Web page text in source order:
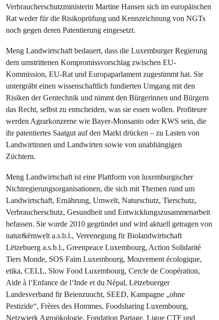
Verbraucherschutzministerin Martine Hansen sich im europäischen
Rat weder für die Risikoprüfung und Kennzeichnung von NGTs
noch gegen deren Patentierung eingesetzt.
Meng Landwirtschaft bedauert, dass die Luxemburger Regierung
dem umstrittenen Kompromissvorschlag zwischen EU-
Kommission, EU-Rat und Europaparlament zugestimmt hat. Sie
untergräbt einen wissenschaftlich fundierten Umgang mit den
Risiken der Gentechnik und nimmt den Bürgerinnen und Bürgern
das Recht, selbst zu entscheiden, was sie essen wollen. Profiteure
werden Agrarkonzerne wie Bayer-Monsanto oder KWS sein, die
ihr patentiertes Saatgut auf den Markt drücken – zu Lasten von
Landwirtinnen und Landwirten sowie von unabhängigen
Züchtern.
Meng Landwirtschaft ist eine Plattform von luxemburgischer
Nichtregierungsorganisationen, die sich mit Themen rund um
Landwirtschaft, Ernährung, Umwelt, Naturschutz, Tierschutz,
Verbraucherschutz, Gesundheit und Entwicklungszusammenarbeit
befassen. Sie wurde 2010 gegründet und wird aktuell getragen von
natur&ëmwelt a.s.b.l., Vereenegung fir Biolandwirtschaft
Lëtzebuerg a.s.b.l., Greenpeace Luxembourg, Action Solidarité
Tiers Monde, SOS Faim Luxembourg, Mouvement écologique,
etika, CELL, Slow Food Luxembourg, Cercle de Coopération,
Aide à l‘Enfance de l‘Inde et du Népal, Lëtzebuerger
Landesverband fir Beienzuucht, SEED, Kampagne „ohne
Pestizide“, Frères des Hommes, Foodsharing Luxembourg,
Netzwierk Agroökologie, Fondation Partage, Ligue CTF und